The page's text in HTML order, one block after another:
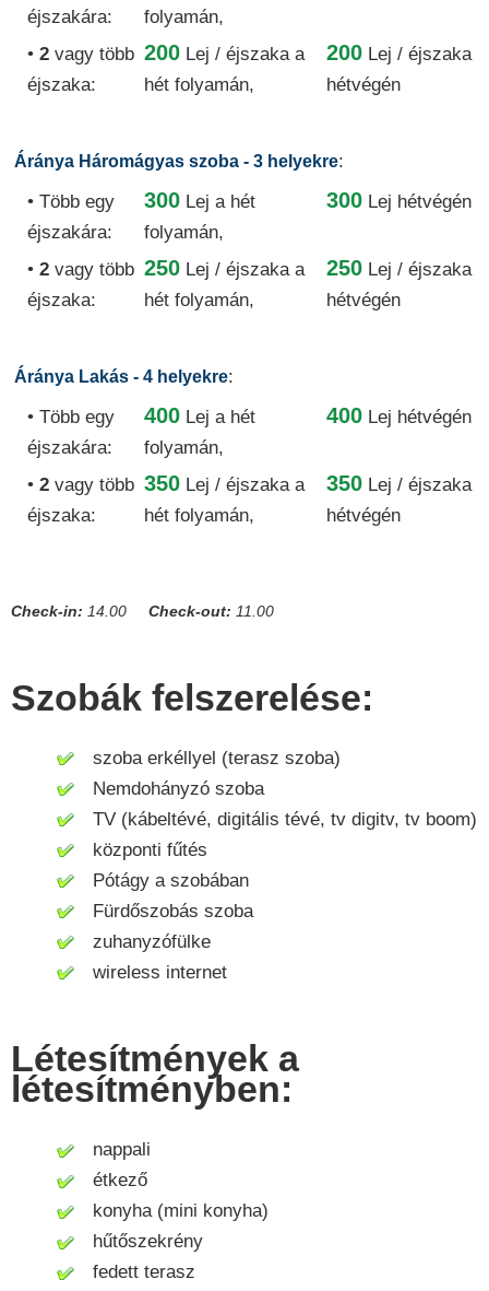
éjszakára:
folyamán,
• 2 vagy több
éjszaka:
200 Lej / éjszaka a
hét folyamán,
200 Lej / éjszaka
hétvégén
Áránya Háromágyas szoba - 3 helyekre:
• Több egy
éjszakára:
300 Lej a hét
folyamán,
300 Lej hétvégén
• 2 vagy több
éjszaka:
250 Lej / éjszaka a
hét folyamán,
250 Lej / éjszaka
hétvégén
Áránya Lakás - 4 helyekre:
• Több egy
éjszakára:
400 Lej a hét
folyamán,
400 Lej hétvégén
• 2 vagy több
éjszaka:
350 Lej / éjszaka a
hét folyamán,
350 Lej / éjszaka
hétvégén
Check-in: 14.00 Check-out: 11.00
Szobák felszerelése:
szoba erkéllyel (terasz szoba)
Nemdohányzó szoba
TV (kábeltévé, digitális tévé, tv digitv, tv boom)
központi fűtés
Pótágy a szobában
Fürdőszobás szoba
zuhanyzófülke
wireless internet
Létesítmények a
létesítményben:
nappali
étkező
konyha (mini konyha)
hűtőszekrény
fedett terasz